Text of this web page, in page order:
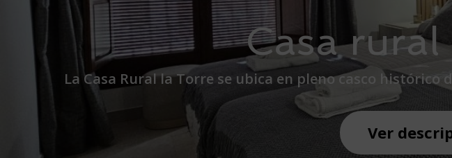
Casa
La Casa Rural la Torre se ubica en pleno casco
Ver